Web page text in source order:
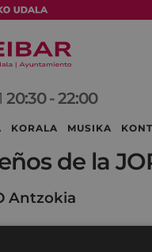
20:30 -22:00
KORALA MUSIKA
de la
Antzokia